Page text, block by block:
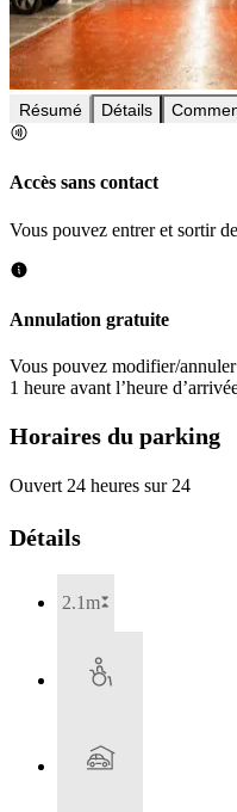
Résumé Détails
Accès sans contact
Vous pouvez entrer et sortir
Annulation gratuite
Vous pouvez modifier/
1 heure avant l’heure
Horaires du parking
Ouvert 24 heures sur 24
Détails
2.1m